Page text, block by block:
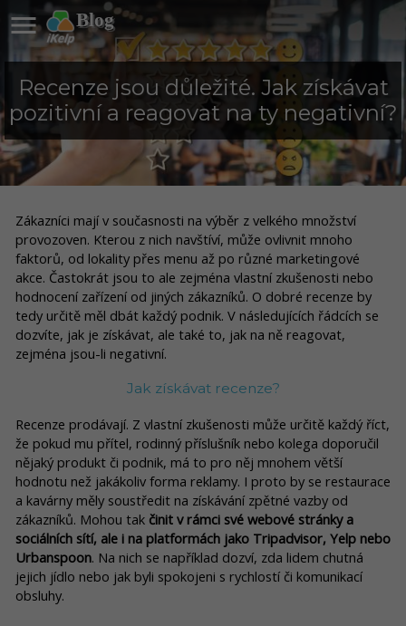
Blog

Recenze jsou důležité. Jak získávat
pozitivní a reagovat na ty negativní?
Zákazníci mají v současnosti na výběr z velkého množství
provozoven. Kterou z nich navštíví, může ovlivnit mnoho
faktorů, od lokality přes menu až po různé marketingové
akce. Častokrát jsou to ale zejména vlastní zkušenosti nebo
hodnocení zařízení od jiných zákazníků. O dobré recenze by
tedy určitě měl dbát každý podnik. V následujících řádcích se
dozvíte, jak je získávat, ale také to, jak na ně reagovat,
zejména jsou-li negativní.
Jak získávat recenze?
Recenze prodávají. Z vlastní zkušenosti může určitě každý říct,
že pokud mu přítel, rodinný příslušník nebo kolega doporučil
nějaký produkt či podnik, má to pro něj mnohem větší
hodnotu než jakákoliv forma reklamy. I proto by se restaurace
a kavárny měly soustředit na získávání zpětné vazby od
zákazníků. Mohou tak činit v rámci své webové stránky a
sociálních sítí, ale i na platformách jako Tripadvisor, Yelp nebo
Urbanspoon. Na nich se například dozví, zda lidem chutná
jejich jídlo nebo jak byli spokojeni s rychlostí či komunikací
obsluhy.